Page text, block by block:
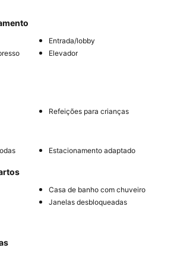
Entrada/lobby
Elevador
Refeições para crianças
Estacionamento adaptado
Casa de banho com chuveiro
Janelas desbloqueadas